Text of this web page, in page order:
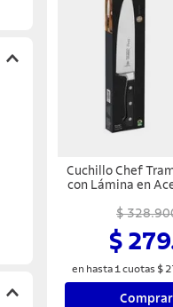
Cuchillo Chef
con Lámina en
de
$
$
en hasta 1 cuotas $